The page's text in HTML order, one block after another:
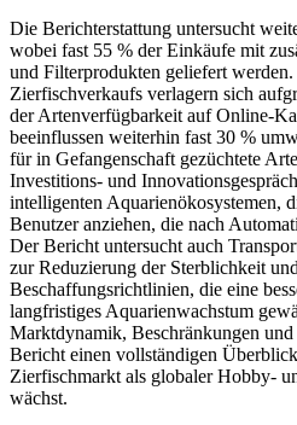
Die Berichterstattung untersucht
wobei fast 55 % der Einkäufe mit
und Filterprodukten geliefert werden.
Zierfischverkaufs verlagern sich
der Artenverfügbarkeit auf Online-
beeinflussen weiterhin fast 30 %
für in Gefangenschaft gezüchtete
Investitions- und
intelligenten Aquarienökosystemen,
Benutzer anziehen, die nach
Der Bericht untersucht auch
zur Reduzierung der Sterblichkeit
Beschaffungsrichtlinien, die eine
langfristiges Aquarienwachstum
Marktdynamik, Beschränkungen und
Bericht einen vollständigen
Zierfischmarkt als globaler Hobby-
wächst.